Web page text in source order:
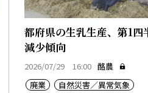
都府県の生乳生産、第1四
減少傾向
2026/07/29 16:00 酪農
廃業
自然災害／異常気象